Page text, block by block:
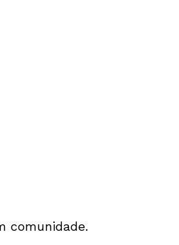
comunidade.